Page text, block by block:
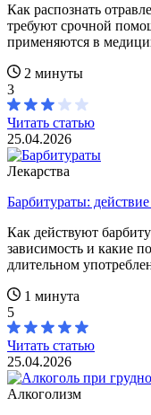
Как распознать
требуют срочной
применяются в
2 минуты
3
Читать статью
25.04.2026
Лекарства
Барбитураты:
Как действуют
зависимость и какие
длительном
1 минута
5
Читать статью
25.04.2026
Алкоголизм